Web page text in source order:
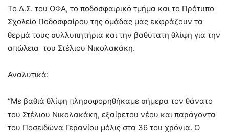
Το Δ.Σ. του ΟΦΑ, το ποδοσφαιρικό τμήμα και το Πρότυπο
Σχολείο Ποδοσφαίρου της ομάδας μας εκφράζουν τα
θερμά τους συλλυπητήρια και την βαθύτατη θλίψη για την
απώλεια του Στέλιου Νικολακάκη.
Αναλυτικά:
“Με βαθιά θλίψη πληροφορηθήκαμε σήμερα τον θάνατο
του Στέλιου Νικολακάκη, εξαίρετου νέου και παράγοντα
του Ποσειδώνα Γερανίου μόλις στα 36 του χρόνια. Ο